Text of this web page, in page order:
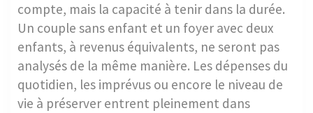
compte, mais la capacité à tenir dans la durée.
Un couple sans enfant et un foyer avec deux
enfants, à revenus équivalents, ne seront pas
analysés de la même manière. Les dépenses du
quotidien, les imprévus ou encore le niveau de
vie à préserver entrent pleinement dans